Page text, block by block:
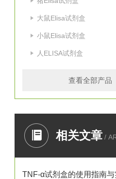
大鼠Elisa试剂盒
小鼠Elisa试剂盒
人ELISA试剂盒
查看全部产品
相关文章 /
TNF-α试剂盒的使用指南